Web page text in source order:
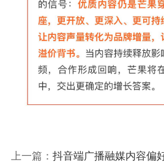
上一篇： 抖音端广播融媒内容偏好与互动